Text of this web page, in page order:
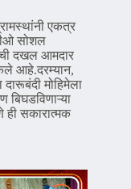
एकत्र
सोशल
दखल आमदार
आहे.दरम्यान,
मोहिमेला
ही सकारात्मक